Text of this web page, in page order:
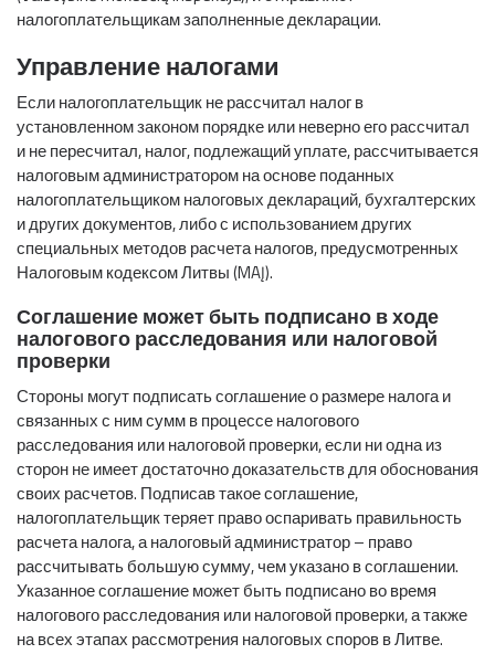
налогоплательщикам заполненные декларации.
Управление налогами
Если налогоплательщик не рассчитал налог в
установленном законом порядке или неверно его рассчитал
и не пересчитал, налог, подлежащий уплате, рассчитывается
налоговым администратором на основе поданных
налогоплательщиком налоговых деклараций, бухгалтерских
и других документов, либо с использованием других
специальных методов расчета налогов, предусмотренных
Налоговым кодексом Литвы (MAĮ).
Соглашение может быть подписано в ходе
налогового расследования или налоговой
проверки
Стороны могут подписать соглашение о размере налога и
связанных с ним сумм в процессе налогового
расследования или налоговой проверки, если ни одна из
сторон не имеет достаточно доказательств для обоснования
своих расчетов. Подписав такое соглашение,
налогоплательщик теряет право оспаривать правильность
расчета налога, а налоговый администратор – право
рассчитывать большую сумму, чем указано в соглашении.
Указанное соглашение может быть подписано во время
налогового расследования или налоговой проверки, а также
на всех этапах рассмотрения налоговых споров в Литве.